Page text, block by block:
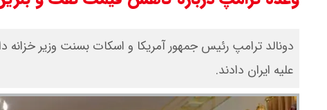
دونالد ترامپ رئیس جمهور آمریکا و اسکات بسنت وزیر
علیه ایران دادند.